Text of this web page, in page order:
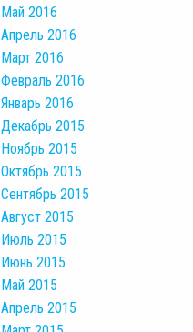
Май 2016
Апрель 2016
Март 2016
Февраль 2016
Январь 2016
Декабрь 2015
Ноябрь 2015
Октябрь 2015
Сентябрь 2015
Август 2015
Июль 2015
Июнь 2015
Май 2015
Апрель 2015